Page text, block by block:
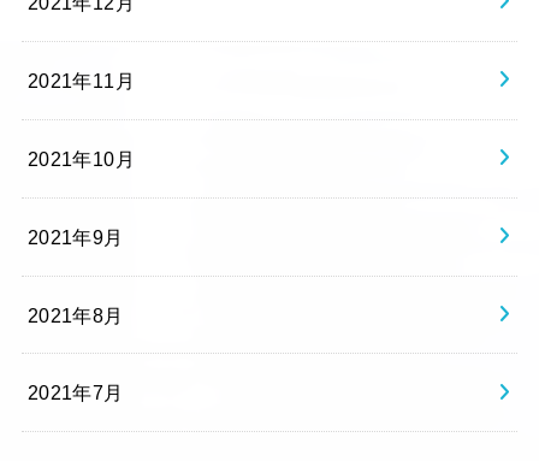
2021年11月
2021年10月
2021年9月
2021年8月
2021年7月